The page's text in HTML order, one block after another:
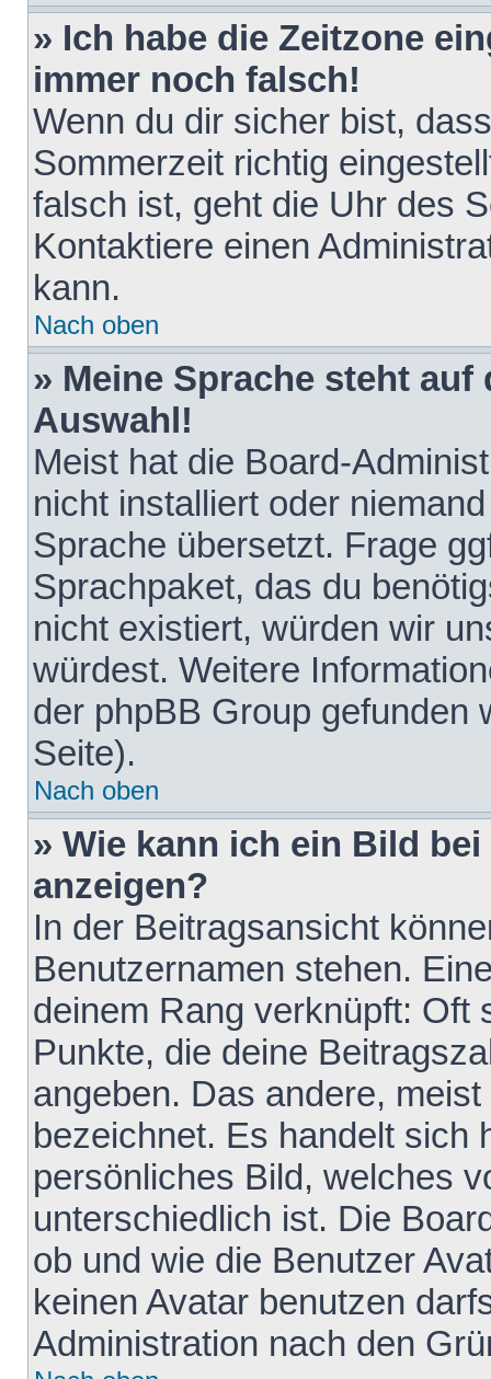
» Ich habe die Zeitzone
immer noch falsch!
Wenn du dir sicher bist,
Sommerzeit richtig
falsch ist, geht die Uhr des
Kontaktiere einen
kann.
Nach oben
» Meine Sprache steht
Auswahl!
Meist hat die Board-
nicht installiert oder
Sprache übersetzt. Frage
Sprachpaket, das du
nicht existiert, würden wir
würdest. Weitere
der phpBB Group gefunden
Seite).
Nach oben
» Wie kann ich ein Bild
anzeigen?
In der Beitragsansicht
Benutzernamen stehen.
deinem Rang verknüpft: Oft
Punkte, die deine
angeben. Das andere,
bezeichnet. Es handelt sich
persönliches Bild, welches
unterschiedlich ist. Die
ob und wie die Benutzer
keinen Avatar benutzen
Administration nach den